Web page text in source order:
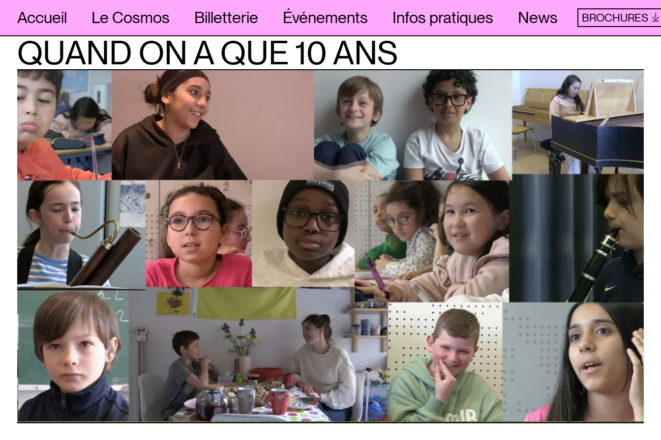
Skip
content
Accueil Le Cosmos Billetterie Événements Infos pratiques News BROCHURES
QUAND ON A QUE 10 ANS